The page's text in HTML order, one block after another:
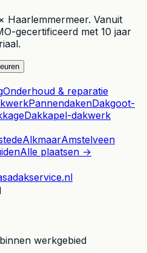
Haarlemmermeer. Vanuit
gecertificeerd met 10 jaar
Onderhoud & reparatie
PannendakenDakgoot-
Dakkapel-dakwerk
AlkmaarAmstelveen
Alle plaatsen →
werkgebied